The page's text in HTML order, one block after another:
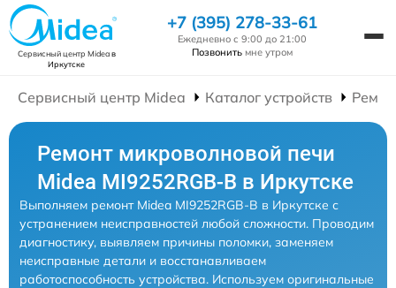
Сервисный центр Mideaв
Иркутске
+7 (395) 278-33-61
Ежедневно с 9:00 до 21:00
Позвонить мне утром
Сервисный центр Midea Каталог устройств
Ремонт микроволновой печи
Midea MI9252RGB-B в Иркутске
Выполняем ремонт Midea MI9252RGB-B в Иркутске с
устранением неисправностей любой сложности. Проводим
диагностику, выявляем причины поломки, заменяем
неисправные детали и восстанавливаем
работоспособность устройства. Используем оригинальные